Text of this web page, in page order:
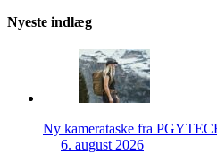
Nyeste indlæg
Ny kamerataske fra
6. august 2026